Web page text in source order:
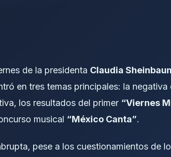
de la presidenta Claudia
en tres temas principales: la
los resultados del primer “Viernes
musical “México Canta”.
pese a los cuestionamientos de